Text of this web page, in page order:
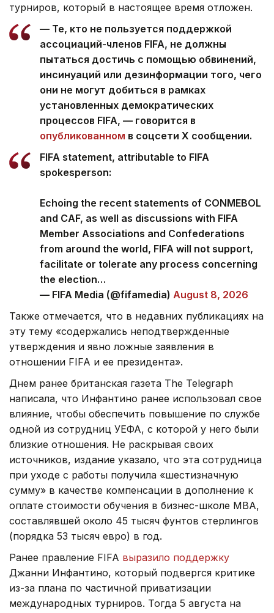
турниров, который в настоящее время отложен.
— Те, кто не пользуется поддержкой
ассоциаций-членов FIFA, не должны
пытаться достичь с помощью обвинений,
инсинуаций или дезинформации того, чего
они не могут добиться в рамках
установленных демократических
процессов FIFA, — говорится в
опубликованном в соцсети Х сообщении.
FIFA statement, attributable to FIFA
spokesperson:
Echoing the recent statements of CONMEBOL
and CAF, as well as discussions with FIFA
Member Associations and Confederations
from around the world, FIFA will not support,
facilitate or tolerate any process concerning
the election…
— FIFA Media (@fifamedia) August 8, 2026
Также отмечается, что в недавних публикациях на
эту тему «содержались неподтвержденные
утверждения и явно ложные заявления в
отношении FIFA и ее президента».
Днем ранее британская газета The Telegraph
написала, что Инфантино ранее использовал свое
влияние, чтобы обеспечить повышение по службе
одной из сотрудниц УЕФА, с которой у него были
близкие отношения. Не раскрывая своих
источников, издание указало, что эта сотрудница
при уходе с работы получила «шестизначную
сумму» в качестве компенсации в дополнение к
оплате стоимости обучения в бизнес-школе МВА,
составлявшей около 45 тысяч фунтов стерлингов
(порядка 53 тысяч евро) в год.
Ранее правление FIFA выразило поддержку
Джанни Инфантино, который подвергся критике
из-за плана по частичной приватизации
международных турниров. Тогда 5 августа на